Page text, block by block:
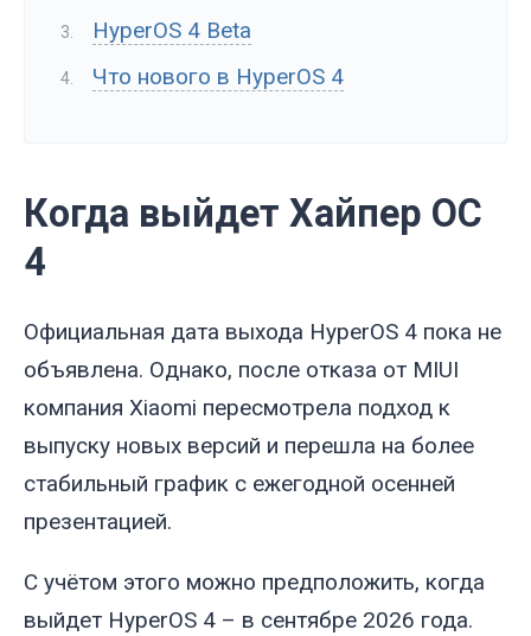
HyperOS 4 Beta
Что нового в HyperOS 4
Когда выйдет Хайпер ОС
4
Официальная дата выхода HyperOS 4 пока не
объявлена. Однако, после отказа от MIUI
компания Xiaomi пересмотрела подход к
выпуску новых версий и перешла на более
стабильный график с ежегодной осенней
презентацией.
С учётом этого можно предположить, когда
выйдет HyperOS 4 – в сентябре 2026 года.